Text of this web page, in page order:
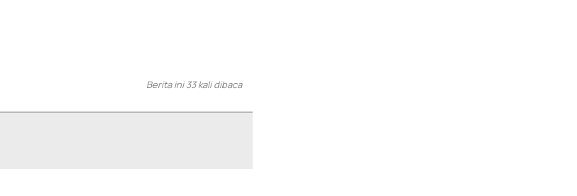
Berita ini 33 kali dibaca